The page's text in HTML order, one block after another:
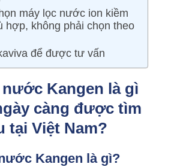
máy lọc nước ion kiềm
hợp, không phải chọn theo
để được tư vấn​
nước Kangen là gì
càng được tìm
tại Việt Nam?
Kangen là gì?